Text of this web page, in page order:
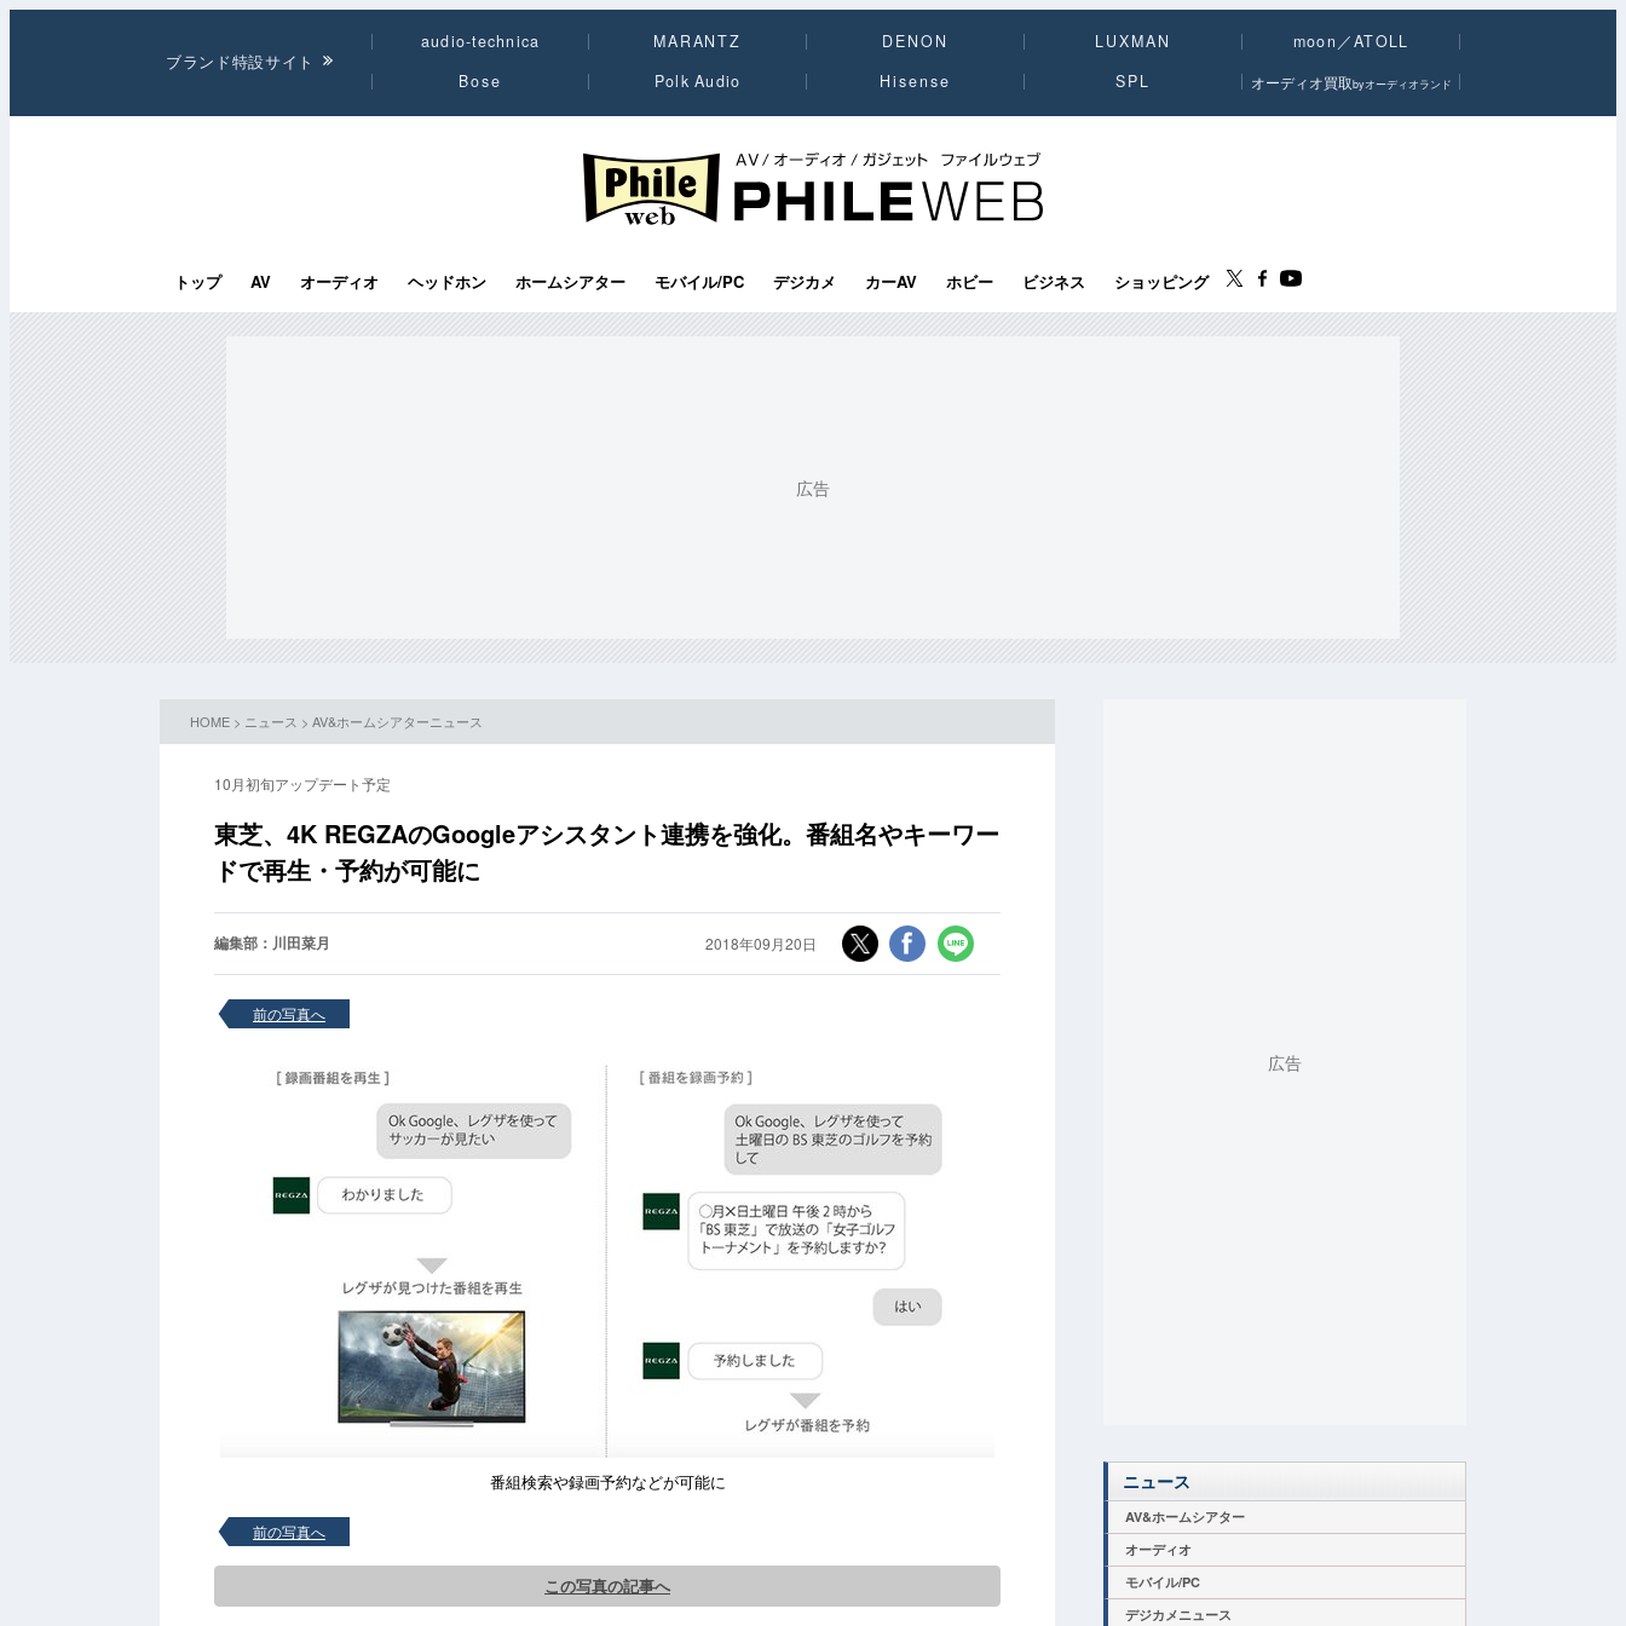
ブランド特設サイト
audio-technica MARANTZ DENON LUXMAN
moon／ATOLL
Bose
Polk Audio Hisense SPL オーディオ買取byオーディオランド
PHILE WEB｜AV/オーディオ/ガジェット
トップ AV オーディオ ヘッドホン ホームシアター モバイル/PC デジカメ カーAV ホビー ビジネス ショッピング
HOME > ニュース > AV&ホームシアターニュース
10月初旬アップデート予定
東芝、4K REGZAのGoogleアシスタント連携を強化。番組名やキーワー
ドで再生・予約が可能に
編集部：川田菜月 2018年09月20日
前の写真へ
番組検索や録画予約などが可能に
前の写真へ
この写真の記事へ
ニュース
AV&ホームシアター
オーディオ
モバイル/PC
デジカメニュース